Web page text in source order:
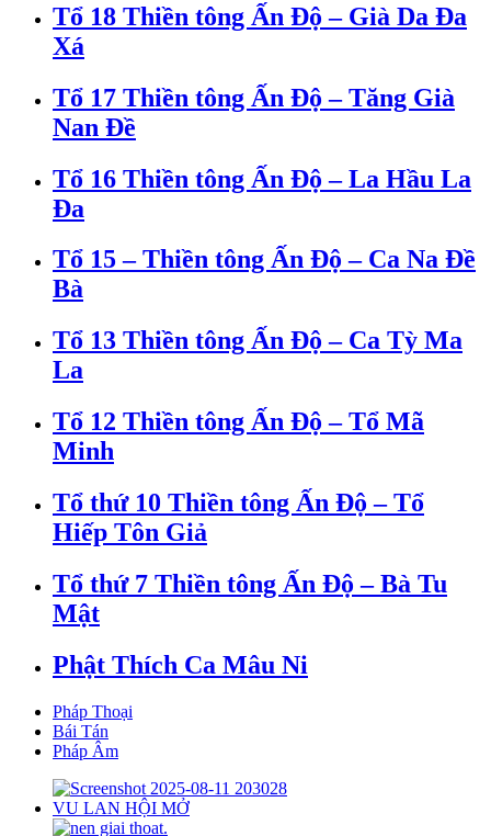
Tổ 18 Thiền tông Ấn Độ – Già Da Đa
Xá
Tổ 17 Thiền tông Ấn Độ – Tăng Già
Nan Đề
Tổ 16 Thiền tông Ấn Độ – La Hầu La
Đa
Tổ 15 – Thiền tông Ấn Độ – Ca Na Đề
Bà
Tổ 13 Thiền tông Ấn Độ – Ca Tỳ Ma
La
Tổ 12 Thiền tông Ấn Độ – Tổ Mã
Minh
Tổ thứ 10 Thiền tông Ấn Độ – Tổ
Hiếp Tôn Giả
Tổ thứ 7 Thiền tông Ấn Độ – Bà Tu
Mật
Phật Thích Ca Mâu Ni
Pháp Thoại
Bái Tán
Pháp Âm
VU LAN HỘI MỞ